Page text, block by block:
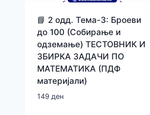
📘 2 одд. Тема-3: Броеви
до 100 (Собирање и
одземање) ТЕСТОВНИК И
ЗБИРКА ЗАДАЧИ ПО
МАТЕМАТИКА (ПДФ
материјали)
149 ден